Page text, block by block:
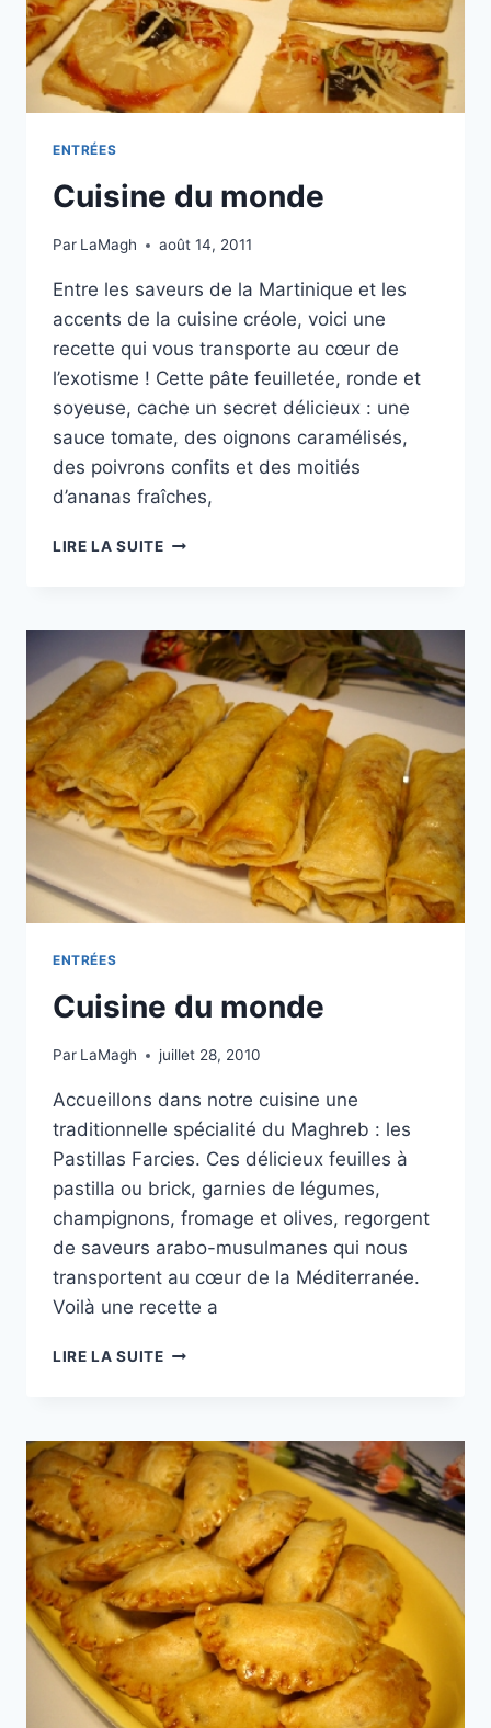
ENTRÉES
Cuisine du monde
Par LaMagh août 14, 2011
Entre les saveurs de la Martinique et les
accents de la cuisine créole, voici une
recette qui vous transporte au cœur de
l’exotisme ! Cette pâte feuilletée, ronde et
soyeuse, cache un secret délicieux : une
sauce tomate, des oignons caramélisés,
des poivrons confits et des moitiés
d’ananas fraîches,
LIRE LA SUITECUISINE
ENTRÉES
Cuisine du monde
Par LaMagh juillet 28, 2010
Accueillons dans notre cuisine une
traditionnelle spécialité du Maghreb : les
Pastillas Farcies. Ces délicieux feuilles à
pastilla ou brick, garnies de légumes,
champignons, fromage et olives, regorgent
de saveurs arabo-musulmanes qui nous
transportent au cœur de la Méditerranée.
Voilà une recette a
LIRE LA SUITECUISINE